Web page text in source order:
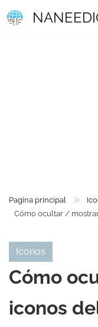
Pagina principal
Cómo ocultar /
Iconos
Cómo
iconos